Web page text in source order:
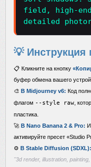
field, high-
detailed
💡 Инструкция
📋 Кликните на кнопку
буфер обмена вашего
🎨 В Midjourney v6: Код
флагом --style raw ,
пластика.
🚀 В Nano Banana 2 & Pro:
активируйте пресет «Studio
⚙️ В Stable Diffusion (SDXL):
"3d render, illustration,